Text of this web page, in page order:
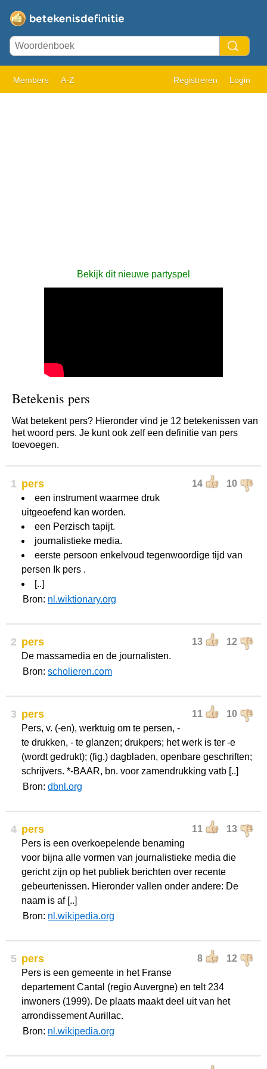
Members A-Z Registreren Login
Bekijk dit nieuwe partyspel
Betekenis pers
Wat betekent pers? Hieronder vind je 12 betekenissen van
het woord pers. Je kunt ook zelf een definitie van pers
toevoegen.
1 14 10
pers
een instrument waarmee druk
uitgeoefend kan worden.
een Perzisch tapijt.
journalistieke media.
eerste persoon enkelvoud tegenwoordige tijd van
persen Ik pers .
[..]
Bron: nl.wiktionary.org
2 13 12
pers
De massamedia en de journalisten.
Bron: scholieren.com
3 11 10
pers
Pers, v. (-en), werktuig om te persen, -
te drukken, - te glanzen; drukpers; het werk is ter -e
(wordt gedrukt); (fig.) dagbladen, openbare geschriften;
schrijvers. *-BAAR, bn. voor zamendrukking vatb [..]
Bron: dbnl.org
4 11 13
pers
Pers is een overkoepelende benaming
voor bijna alle vormen van journalistieke media die
gericht zijn op het publiek berichten over recente
gebeurtenissen. Hieronder vallen onder andere: De
naam is af [..]
Bron: nl.wikipedia.org
5 8 12
pers
Pers is een gemeente in het Franse
departement Cantal (regio Auvergne) en telt 234
inwoners (1999). De plaats maakt deel uit van het
arrondissement Aurillac.
Bron: nl.wikipedia.org